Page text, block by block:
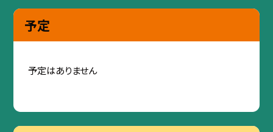
予定
予定はありません